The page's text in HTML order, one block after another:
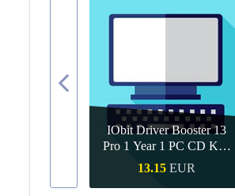
IObit Driver Booster 13
Pro 1 Year 1 PC CD Key
Global
13.15 EUR